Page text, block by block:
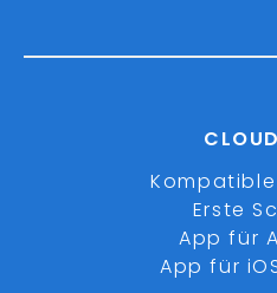
Erste
App für
App für